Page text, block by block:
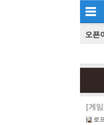
오픈
[게
로